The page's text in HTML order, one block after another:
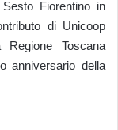
Fiorentino in
di Unicoop
Toscana
anniversario della